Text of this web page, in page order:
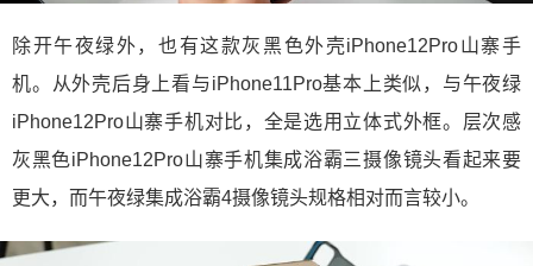
除开午夜绿外，也有这款灰黑色外壳iPhone12Pro山寨手
机。从外壳后身上看与iPhone11Pro基本上类似，与午夜绿
iPhone12Pro山寨手机对比，全是选用立体式外框。层次感
灰黑色iPhone12Pro山寨手机集成浴霸三摄像镜头看起来要
更大，而午夜绿集成浴霸4摄像镜头规格相对而言较小。